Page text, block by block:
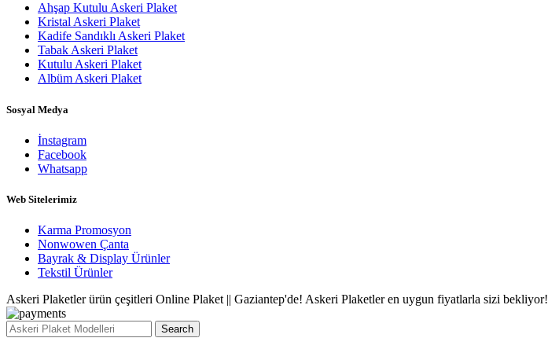
Ahşap Kutulu Askeri Plaket
Kristal Askeri Plaket
Kadife Sandıklı Askeri Plaket
Tabak Askeri Plaket
Kutulu Askeri Plaket
Albüm Askeri Plaket
Sosyal Medya
İnstagram
Facebook
Whatsapp
Web Sitelerimiz
Karma Promosyon
Nonwowen Çanta
Bayrak & Display Ürünler
Tekstil Ürünler
Askeri Plaketler ürün çeşitleri Online Plaket || Gaziantep'de! Askeri Plaketler en uygun fiyatlarla sizi bekliyor!
Search